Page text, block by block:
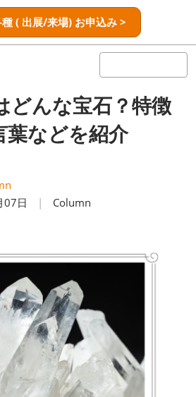
( 出展/来場) お申込み >
ジ
ビ
ゲ
ー
どんな宝石？特徴
葉などを紹介
07日
Column